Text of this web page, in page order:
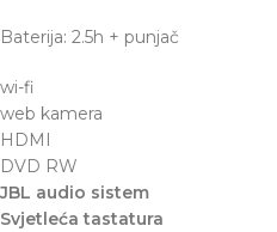
Baterija: 2.5h + punjač
wi-fi
web kamera
HDMI
DVD RW
JBL audio sistem
Svjetleća tastatura